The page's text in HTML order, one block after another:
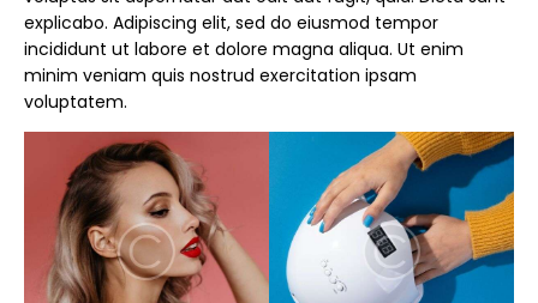
explicabo. Adipiscing elit, sed do eiusmod tempor
incididunt ut labore et dolore magna aliqua. Ut enim
minim veniam quis nostrud exercitation ipsam
voluptatem.